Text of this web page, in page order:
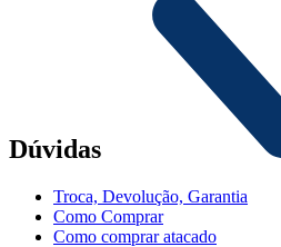
Dúvidas
Troca, Devolução, Garantia
Como Comprar
Como comprar atacado